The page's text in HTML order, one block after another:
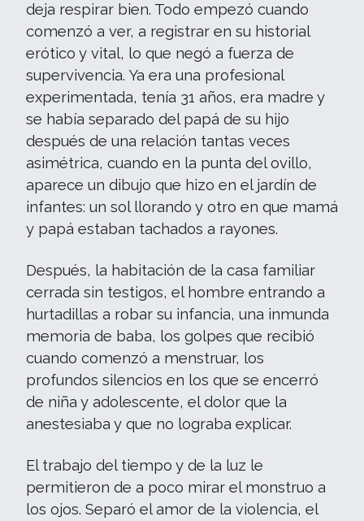
deja respirar bien. Todo empezó cuando
comenzó a ver, a registrar en su historial
erótico y vital, lo que negó a fuerza de
supervivencia. Ya era una profesional
experimentada, tenía 31 años, era madre y
se había separado del papá de su hijo
después de una relación tantas veces
asimétrica, cuando en la punta del ovillo,
aparece un dibujo que hizo en el jardín de
infantes: un sol llorando y otro en que mamá
y papá estaban tachados a rayones.
Después, la habitación de la casa familiar
cerrada sin testigos, el hombre entrando a
hurtadillas a robar su infancia, una inmunda
memoria de baba, los golpes que recibió
cuando comenzó a menstruar, los
profundos silencios en los que se encerró
de niña y adolescente, el dolor que la
anestesiaba y que no lograba explicar.
El trabajo del tiempo y de la luz le
permitieron de a poco mirar el monstruo a
los ojos. Separó el amor de la violencia, el